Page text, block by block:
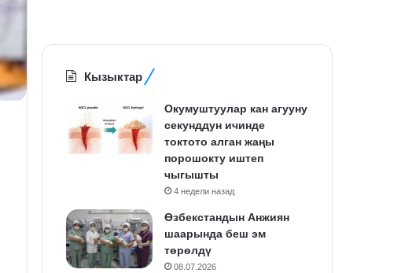
Кызыктар
Окумуштуулар кан агууну
секунддун ичинде
токтото алган жаңы
порошокту иштеп
чыгышты
4 недели назад
Өзбекстандын Анжиян
шаарында беш эм
төрөлдү
08.07.2026